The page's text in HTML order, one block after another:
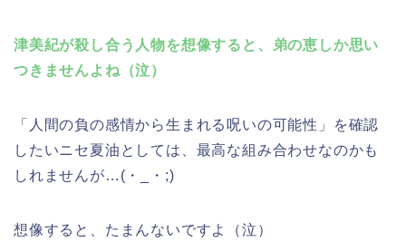
津美紀が殺し合う人物を想像すると、弟の恵しか思い
つきませんよね（泣）
「人間の負の感情から生まれる呪いの可能性」を確認
したいニセ夏油としては、最高な組み合わせなのかも
しれませんが…(・_・;)
想像すると、たまんないですよ（泣）